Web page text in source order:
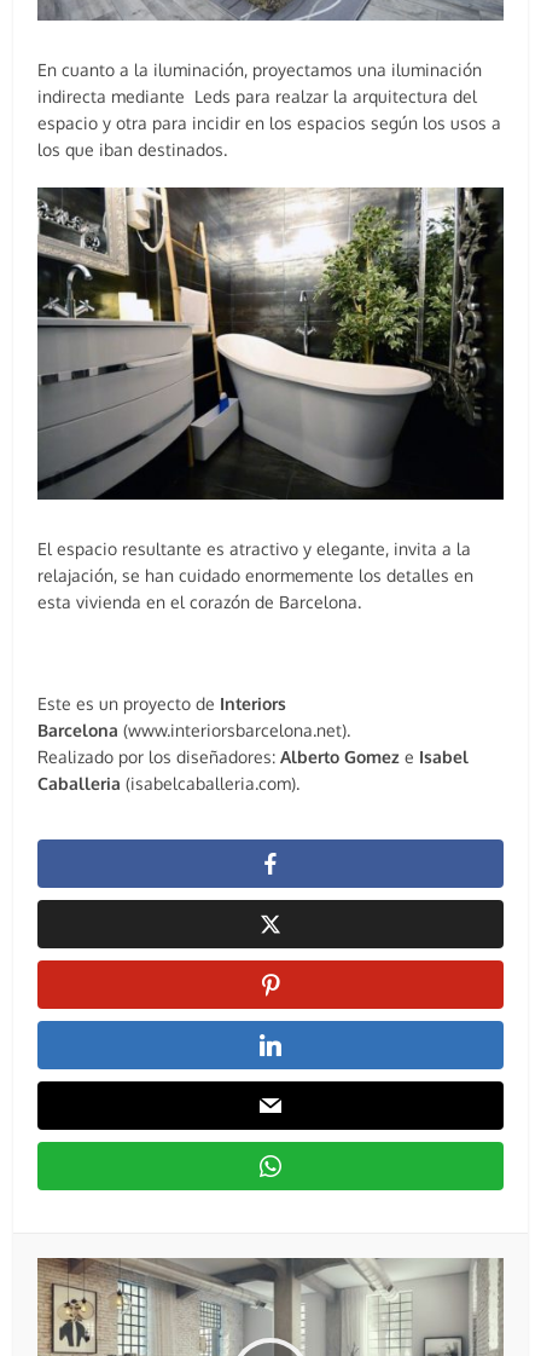
En cuanto a la iluminación, proyectamos una iluminación
indirecta mediante Leds para realzar la arquitectura del
espacio y otra para incidir en los espacios según los usos a
los que iban destinados.
El espacio resultante es atractivo y elegante, invita a la
relajación, se han cuidado enormemente los detalles en
esta vivienda en el corazón de Barcelona.
Este es un proyecto de Interiors
Barcelona (www.interiorsbarcelona.net).
Realizado por los diseñadores:Alberto Gomez e Isabel
Caballeria (isabelcaballeria.com).